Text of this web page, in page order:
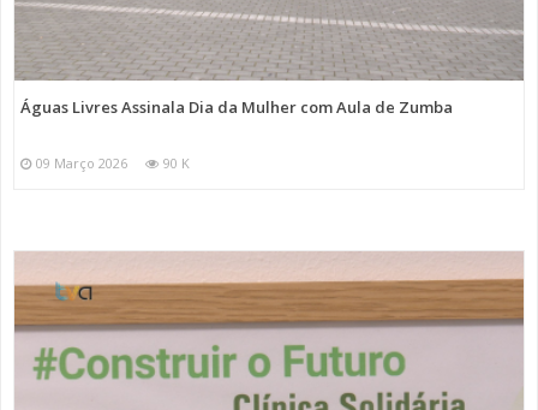
Águas Livres Assinala Dia da Mulher com Aula de Zumba
09 Março 2026 90 K